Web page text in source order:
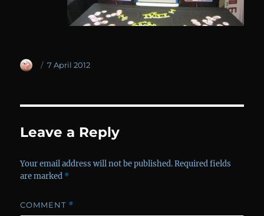
Author
Posted
7 April 2012
Leave a Reply
Your email address will not be published. Required fields
are marked *
COMMENT *